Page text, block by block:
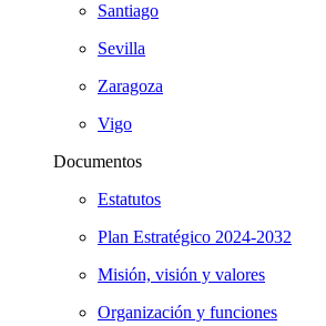
Santiago
Sevilla
Zaragoza
Vigo
Documentos
Estatutos
Plan Estratégico 2024-2032
Misión, visión y valores
Organización y funciones